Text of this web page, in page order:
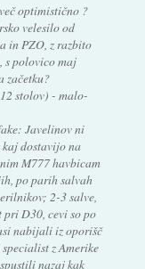
optimistično ?
velesilo od
in PZO, z razbito
polovico maj
začetku?
stolov) - malo-
Javelinov ni
kaj dostavijo na
M777 havbicam
po parih salvah
2-3 salve,
pri D30, cevi so po
nabijali iz oporišč
z Amerike
nazaj kak